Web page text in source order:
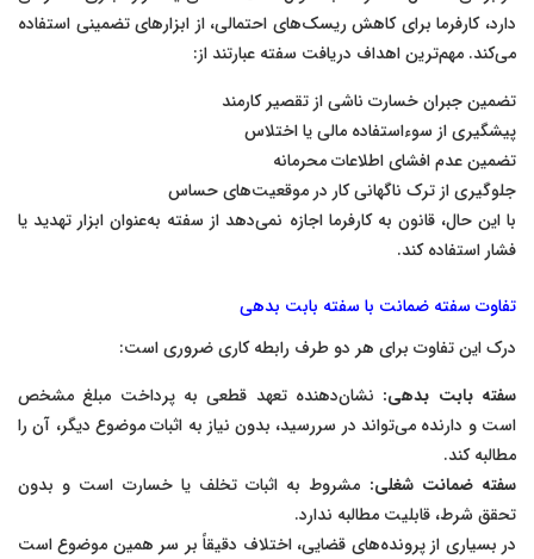
دارد، کارفرما برای کاهش ریسک‌های احتمالی، از ابزارهای تضمینی استفاده
می‌کند. مهم‌ترین اهداف دریافت سفته عبارتند از:
تضمین جبران خسارت ناشی از تقصیر کارمند
پیشگیری از سوءاستفاده مالی یا اختلاس
تضمین عدم افشای اطلاعات محرمانه
جلوگیری از ترک ناگهانی کار در موقعیت‌های حساس
با این حال، قانون به کارفرما اجازه نمی‌دهد از سفته به‌عنوان ابزار تهدید یا
فشار استفاده کند.
تفاوت سفته ضمانت با سفته بابت بدهی
درک این تفاوت برای هر دو طرف رابطه کاری ضروری است:
سفته بابت بدهی: نشان‌دهنده تعهد قطعی به پرداخت مبلغ مشخص
است و دارنده می‌تواند در سررسید، بدون نیاز به اثبات موضوع دیگر، آن را
مطالبه کند.
سفته ضمانت شغلی: مشروط به اثبات تخلف یا خسارت است و بدون
تحقق شرط، قابلیت مطالبه ندارد.
در بسیاری از پرونده‌های قضایی، اختلاف دقیقاً بر سر همین موضوع است